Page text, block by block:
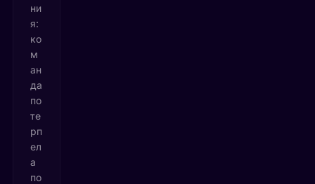
ни
я:
ко
м
ан
да
по
те
рп
ел
а
по